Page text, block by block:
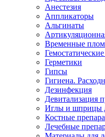
Анестезия
Аппликаторы
Альгинаты
Временные
Герметики
Гипсы
Гигиена.
Дезинфекция
Девитализация
Иглы и шприцы
Костные
Лечебные